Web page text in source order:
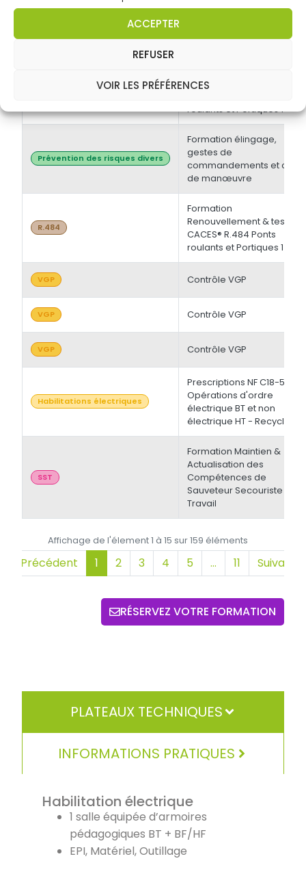
ACCEPTER
REFUSER
VOIR LES PRÉFÉRENCES
Manoeuvre -
Formation Initiale & tests
roulants et Portiques 1
Prévention des risques divers
Formation élingage,
gestes de
commandements et chef
de manœuvre
R.484
Formation
Renouvellement & tests
CACES® R.484 Ponts
roulants et Portiques 1
VGP Contrôle VGP
VGP Contrôle VGP
VGP Contrôle VGP
Habilitations électriques
Prescriptions NF C18-510 -
Opérations d'ordre
électrique BT et non
électrique HT - Recyclage
SST
Formation Maintien &
Actualisation des
Compétences de
Sauveteur Secouriste du
Travail
Affichage de l'élement 1 à 15 sur 159 éléments
Précédent 1 2 3 4 5 … 11 Suivant
RÉSERVEZ VOTRE FORMATION
PLATEAUX TECHNIQUES
INFORMATIONS PRATIQUES
Habilitation électrique
1 salle équipée d’armoires
pédagogiques BT + BF/HF
EPI, Matériel, Outillage